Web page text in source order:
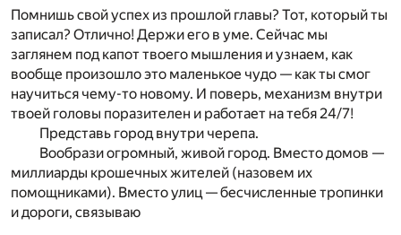
Помнишь свой успех из прошлой главы? Тот, который ты
записал? Отлично! Держи его в уме. Сейчас мы
заглянем под капот твоего мышления и узнаем, как
вообще произошло это маленькое чудо — как ты смог
научиться чему-то новому. И поверь, механизм внутри
твоей головы поразителен и работает на тебя 24/7!
Представь город внутри черепа.
Вообрази огромный, живой город. Вместо домов —
миллиарды крошечных жителей (назовем их
помощниками). Вместо улиц — бесчисленные тропинки
и дороги, связываю